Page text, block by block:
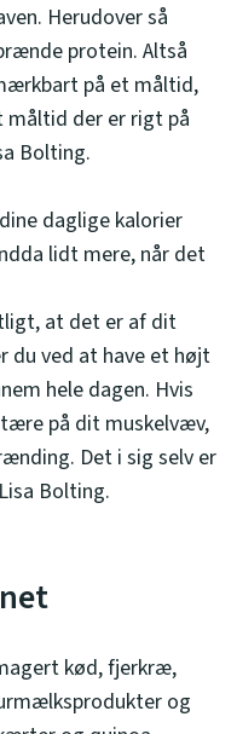
Herudover så
protein. Altså
på et måltid,
der er rigt på
Bolting.
daglige kalorier
lidt mere, når det
at det er af dit
du ved at have et højt
hele dagen. Hvis
på dit muskelvæv,
Det i sig selv er
Bolting.
kød, fjerkræ,
og